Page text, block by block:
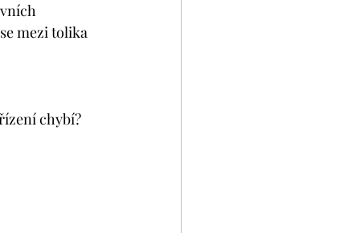
mezi tolika
chybí?